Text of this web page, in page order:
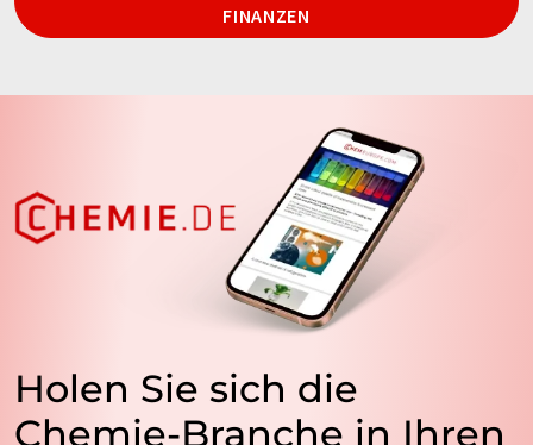
FINANZEN
Holen Sie sich die
Chemie-Branche in Ihren